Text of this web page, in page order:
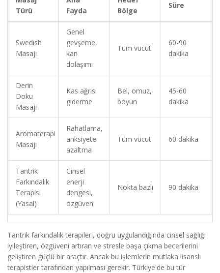
Türü
Fayda
Bölge
Süre
Swedish
Masajı
Genel
gevşeme,
kan
dolaşımı
Tüm vücut
60-90
dakika
Derin
Doku
Masajı
Kas ağrısı
giderme
Bel, omuz,
boyun
45-60
dakika
Aromaterapi
Masajı
Rahatlama,
anksiyete
azaltma
Tüm vücut 60 dakika
Tantrik
Farkındalık
Terapisi
(Yasal)
Cinsel
enerji
dengesi,
özgüven
Nokta bazlı 90 dakika
Tantrik farkındalık terapileri, doğru uygulandığında cinsel sağlığı
iyileştiren, özgüveni artıran ve stresle başa çıkma becerilerini
geliştiren güçlü bir araçtır. Ancak bu işlemlerin mutlaka lisanslı
terapistler tarafından yapılması gerekir. Türkiye'de bu tür